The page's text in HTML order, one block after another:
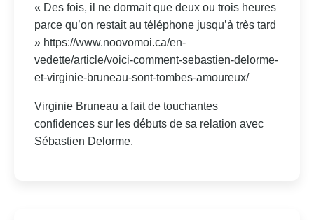
« Des fois, il ne dormait que deux ou trois heures
parce qu’on restait au téléphone jusqu’à très tard
» https://www.noovomoi.ca/en-
vedette/article/voici-comment-sebastien-delorme-
et-virginie-bruneau-sont-tombes-amoureux/
Virginie Bruneau a fait de touchantes
confidences sur les débuts de sa relation avec
Sébastien Delorme.